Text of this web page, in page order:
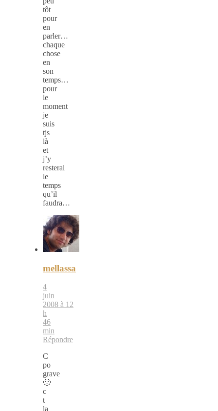
tôt
pour
en
parler…
chaque
chose
en
son
temps…
pour
le
moment
je
suis
tjs
là
et
j’y
resterai
le
temps
qu’il
faudra…
mellassa
4
juin
2008 à 12
h
46
min
Répondre
C
po
grave
🙂
c
t
la